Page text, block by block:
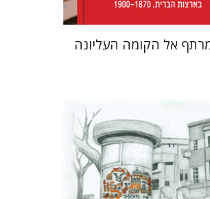
אל הקומה העליונה
רוז'נסקי
בן-נחום